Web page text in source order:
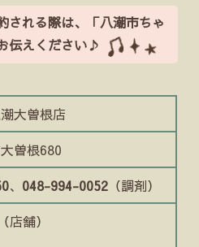
される際は、「八潮市ちゃ
伝えください♪
大曽根店
曽根680
、 048-994-0052 （調剤）
店舗）